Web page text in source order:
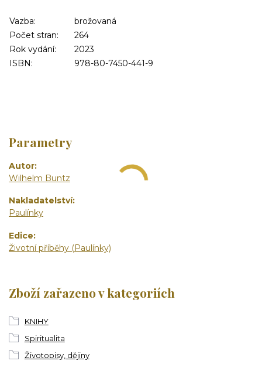
Vazba:
brožovaná
Počet stran:
264
Rok vydání:
2023
ISBN:
978-80-7450-441-9
Parametry
Autor
Wilhelm Buntz
Nakladatelství
Paulínky
Edice
Životní příběhy (Paulínky)
Zboží zařazeno v kategoriích
KNIHY
Spiritualita
Životopisy, dějiny